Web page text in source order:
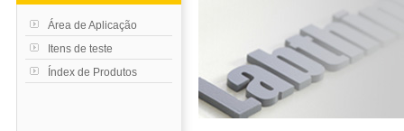
Área de Aplicação
Itens de teste
Índex de Produtos